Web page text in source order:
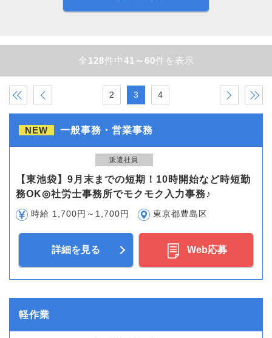
全128件中41～60件を表示
« ‹ 2 3 4 › »
NEW 一般事務・営業事務
派遣社員
【東池袋】9月末までの短期！10時開始など時短勤
務OK◎社労士事務所でモクモク入力事務♪
時給 1,700円～1,700円 東京都豊島区
詳細を見る Web応募
軽作業